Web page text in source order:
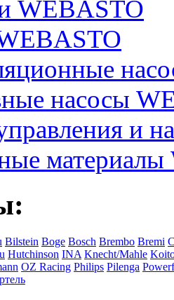
WEBASTO
насосы
и
Bilstein Boge Bosch Brembo Bremi
Hutchinson INA Knecht/Mahle
OZ Racing Philips Pilenga